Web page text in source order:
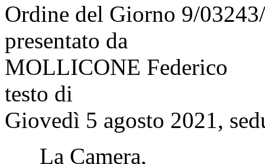
Ordine del Giorno 9/
presentato da
MOLLICONE Federico
testo di
Giovedì 5 agosto 2021,
La Camera,